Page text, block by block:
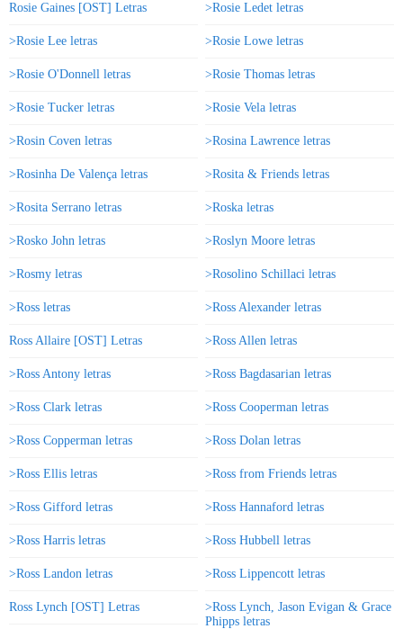
Rosie Gaines [OST] Letras >Rosie Ledet letras
>Rosie Lee letras >Rosie Lowe letras
>Rosie O'Donnell letras >Rosie Thomas letras
>Rosie Tucker letras >Rosie Vela letras
>Rosin Coven letras >Rosina Lawrence letras
>Rosinha De Valença letras >Rosita & Friends letras
>Rosita Serrano letras >Roska letras
>Rosko John letras >Roslyn Moore letras
>Rosmy letras >Rosolino Schillaci letras
>Ross letras >Ross Alexander letras
Ross Allaire [OST] Letras >Ross Allen letras
>Ross Antony letras >Ross Bagdasarian letras
>Ross Clark letras >Ross Cooperman letras
>Ross Copperman letras >Ross Dolan letras
>Ross Ellis letras >Ross from Friends letras
>Ross Gifford letras >Ross Hannaford letras
>Ross Harris letras >Ross Hubbell letras
>Ross Landon letras >Ross Lippencott letras
Ross Lynch [OST] Letras
>Ross Lynch, Jason Evigan & Grace
Phipps letras